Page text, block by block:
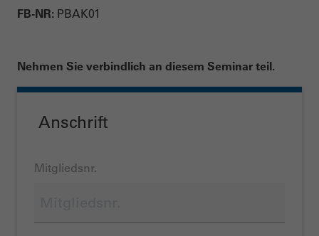
FB-NR: PBAK01
Nehmen Sie verbindlich an diesem Seminar teil.
Anschrift
Mitgliedsnr.